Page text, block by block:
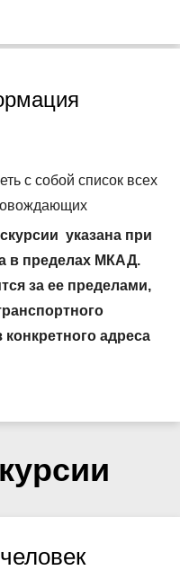
с собой список всех
указана при
в пределах МКАД.
за ее пределами,
адреса